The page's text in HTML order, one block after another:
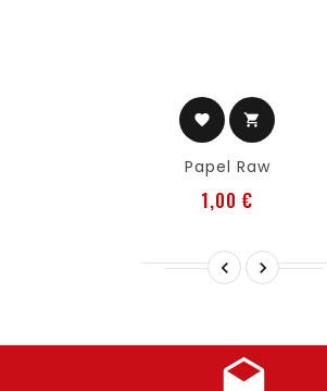
favorite shopping_cart
Papel Raw
1,00 €
 